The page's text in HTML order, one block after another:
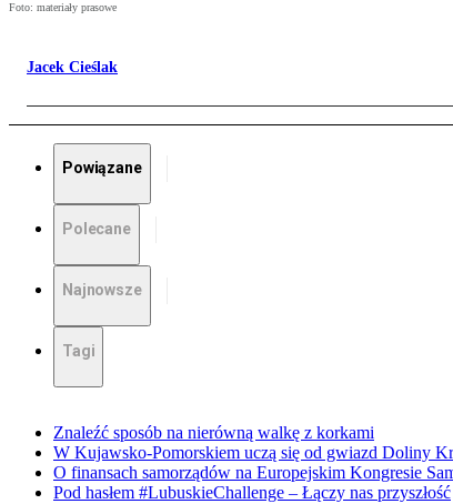
Foto: materiały prasowe
Jacek Cieślak
Powiązane
Polecane
Najnowsze
Tagi
Znaleźć sposób na nierówną walkę z korkami
W Kujawsko-Pomorskiem uczą się od gwiazd Doliny
O finansach samorządów na Europejskim Kongresie
Pod hasłem #LubuskieChallenge – Łączy nas przyszłość